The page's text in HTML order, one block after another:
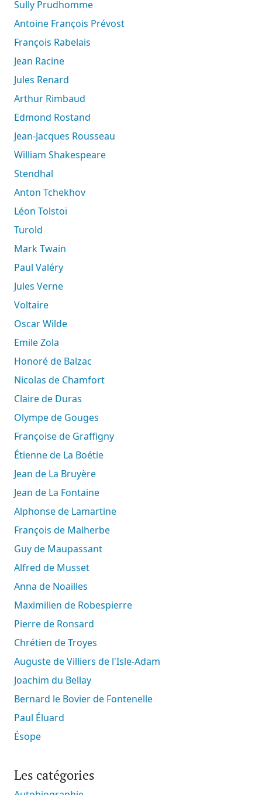
Sully Prudhomme
Antoine François Prévost
François Rabelais
Jean Racine
Jules Renard
Arthur Rimbaud
Edmond Rostand
Jean-Jacques Rousseau
William Shakespeare
Stendhal
Anton Tchekhov
Léon Tolstoï
Turold
Mark Twain
Paul Valéry
Jules Verne
Voltaire
Oscar Wilde
Emile Zola
Honoré de Balzac
Nicolas de Chamfort
Claire de Duras
Olympe de Gouges
Françoise de Graffigny
Étienne de La Boétie
Jean de La Bruyère
Jean de La Fontaine
Alphonse de Lamartine
François de Malherbe
Guy de Maupassant
Alfred de Musset
Anna de Noailles
Maximilien de Robespierre
Pierre de Ronsard
Chrétien de Troyes
Auguste de Villiers de l'Isle-Adam
Joachim du Bellay
Bernard le Bovier de Fontenelle
Paul Éluard
Ésope
Les catégories